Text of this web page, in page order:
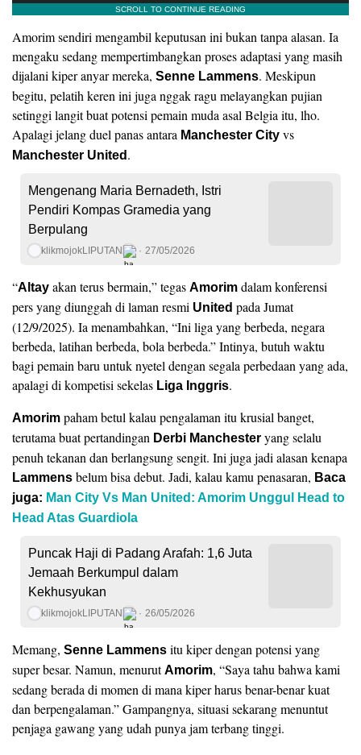
Amorim sendiri mengambil keputusan ini bukan tanpa alasan. Ia
mengaku sedang mempertimbangkan proses adaptasi yang masih
dijalani kiper anyar mereka, Senne Lammens. Meskipun
begitu, pelatih keren ini juga nggak ragu melayangkan pujian
setinggi langit buat potensi pemain muda asal Belgia itu, lho.
Apalagi jelang duel panas antara Manchester City vs
Manchester United .
Mengenang Maria Bernadeth, Istri
Pendiri Kompas Gramedia yang
Berpulang
klikmojokLIPUTAN 27/05/2026
“Altay akan terus bermain,” tegas Amorim dalam konferensi
pers yang diunggah di laman resmi United pada Jumat
(12/9/2025). Ia menambahkan, “Ini liga yang berbeda, negara
berbeda, latihan berbeda, bola berbeda.” Intinya, butuh waktu
bagi pemain baru untuk nyetel dengan segala perbedaan yang ada,
apalagi di kompetisi sekelas Liga Inggris.
Amorim paham betul kalau pengalaman itu krusial banget,
terutama buat pertandingan Derbi Manchester yang selalu
penuh tekanan dan berlangsung sengit. Ini juga jadi alasan kenapa
Lammens belum bisa debut. Jadi, kalau kamu penasaran, Baca
juga: Man City Vs Man United: Amorim Unggul Head to
Head Atas Guardiola
Puncak Haji di Padang Arafah: 1,6 Juta
Jemaah Berkumpul dalam
Kekhusyukan
klikmojokLIPUTAN 26/05/2026
Memang, Senne Lammens itu kiper dengan potensi yang
super besar. Namun, menurutAmorim, “Saya tahu bahwa kami
sedang berada di momen di mana kiper harus benar-benar kuat
dan berpengalaman.” Gampangnya, situasi sekarang menuntut
penjaga gawang yang udah punya jam terbang tinggi.